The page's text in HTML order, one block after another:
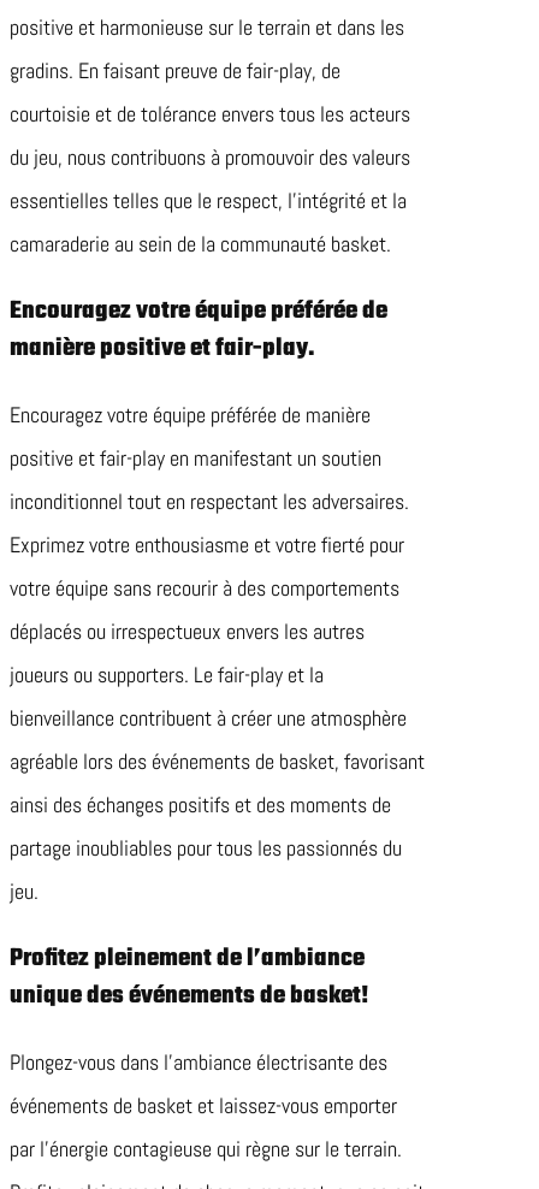
positive et harmonieuse sur le terrain et dans les
gradins. En faisant preuve de fair-play, de
courtoisie et de tolérance envers tous les acteurs
du jeu, nous contribuons à promouvoir des valeurs
essentielles telles que le respect, l’intégrité et la
camaraderie au sein de la communauté basket.
Encouragez votre équipe préférée de
manière positive et fair-play.
Encouragez votre équipe préférée de manière
positive et fair-play en manifestant un soutien
inconditionnel tout en respectant les adversaires.
Exprimez votre enthousiasme et votre fierté pour
votre équipe sans recourir à des comportements
déplacés ou irrespectueux envers les autres
joueurs ou supporters. Le fair-play et la
bienveillance contribuent à créer une atmosphère
agréable lors des événements de basket, favorisant
ainsi des échanges positifs et des moments de
partage inoubliables pour tous les passionnés du
jeu.
Profitez pleinement de l’ambiance
unique des événements de basket!
Plongez-vous dans l’ambiance électrisante des
événements de basket et laissez-vous emporter
par l’énergie contagieuse qui règne sur le terrain.